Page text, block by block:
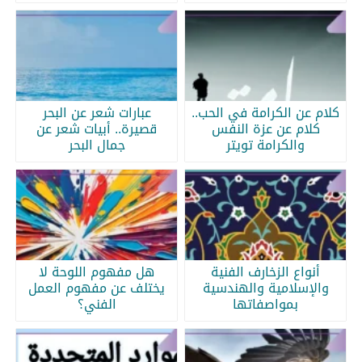
كلام عن الكرامة في الحب..
كلام عن عزة النفس
والكرامة تويتر
عبارات شعر عن البحر
قصيرة.. أبيات شعر عن
جمال البحر
أنواع الزخارف الفنية
والإسلامية والهندسية
بمواصفاتها
هل مفهوم اللوحة لا
يختلف عن مفهوم العمل
الفني؟